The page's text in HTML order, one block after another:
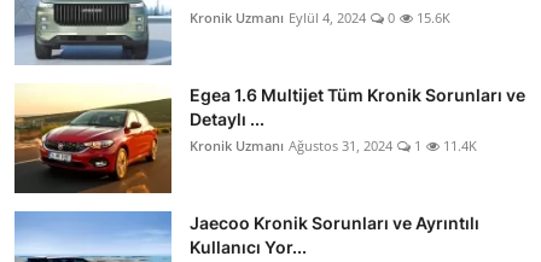
Kronik Uzmanı Eylül 4, 2024 0 15.6K
Egea 1.6 Multijet Tüm Kronik Sorunları ve
Detaylı ...
Kronik Uzmanı Ağustos 31, 2024 1 11.4K
Jaecoo Kronik Sorunları ve Ayrıntılı
Kullanıcı Yor...